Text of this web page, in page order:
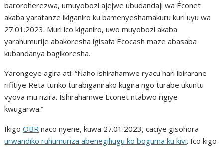
baroroherezwa, umuyobozi ajejwe ubudandaji wa Éconet
akaba yaratanze ikiganiro ku bamenyeshamakuru kuri uyu wa
27.01.2023. Muri ico kiganiro, uwo muyobozi akaba
yarahumurije abakoresha igisata Ecocash maze abasaba
kubandanya bagikoresha.
Yarongeye agira ati: “Naho ishirahamwe ryacu hari ibirarane
rifitiye Reta turiko turabiganirako kugira ngo turabe ukuntu
vyova mu nzira. Ishirahamwe Econet ntabwo rigiye
kwugarwa.”
IkigoOBR naco nyene, kuwa 27.01.2023, caciye gisohora
urwandiko ruhumuriza abenegihugu ko boguma ku kivi. Ico kigo